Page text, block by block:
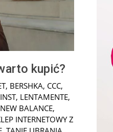
kupić?
, BERSHKA, CCC,
INST, LENTAMENTE,
NEW BALANCE,
INTERNETOWY Z